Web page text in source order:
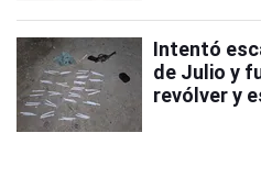
Intentó
de Julio y
revólver y